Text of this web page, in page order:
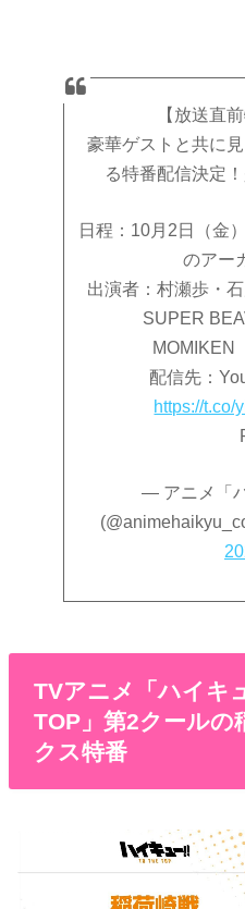
【放送直
豪華ゲストと共に
る特番配信決定
日程：10月2日（金
のアー
出演者：村瀬歩・
SUPER
MOMIKEN
配信先：
https://t.co/
— アニメ「
TVアニメ「ハイキ
TOP」第2クールの
クス特番